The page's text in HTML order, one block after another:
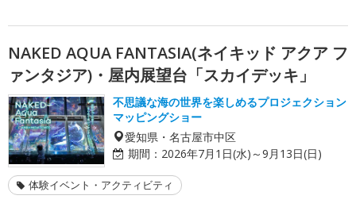
NAKED AQUA FANTASIA(ネイキッド アクア フ
ァンタジア)・屋内展望台「スカイデッキ」
不思議な海の世界を楽しめるプロジェクション
マッピングショー
愛知県・名古屋市中区
期間： 2026年7月1日(水)～9月13日(日)
体験イベント・アクティビティ